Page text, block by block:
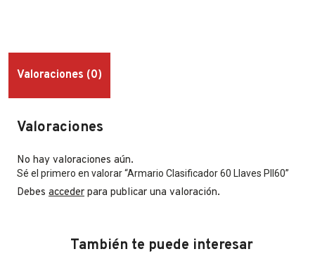
Valoraciones (0)
Valoraciones
No hay valoraciones aún.
Sé el primero en valorar “Armario Clasificador 60 Llaves Pll60”
Debes acceder para publicar una valoración.
También te puede interesar